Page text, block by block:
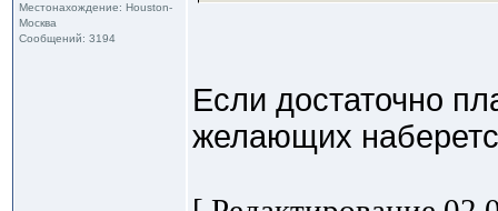
Местонахождение: Houston-
Москва
Сообщений: 3194
Если достаточно
желающих